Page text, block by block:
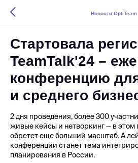
Новости OptiTeam
Стартовала
TeamTalk'24 –
конференцию
и среднего
2 дня проведения, более 300
живые кейсы и нетворкинг — в этом
обретет еще больший масштаб. А
конференции станет тема
планирования в России.